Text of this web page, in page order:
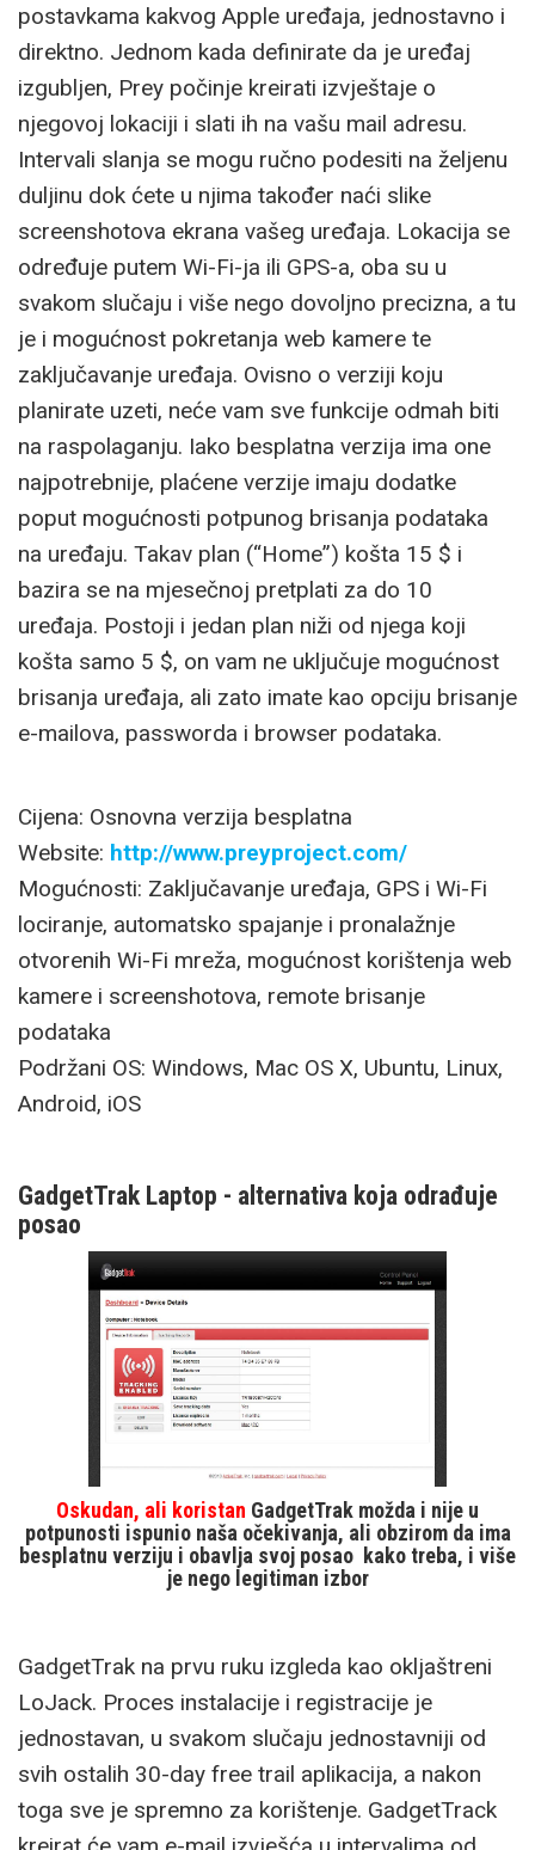
postavkama kakvog Apple uređaja, jednostavno i
direktno. Jednom kada definirate da je uređaj
izgubljen, Prey počinje kreirati izvještaje o
njegovoj lokaciji i slati ih na vašu mail adresu.
Intervali slanja se mogu ručno podesiti na željenu
duljinu dok ćete u njima također naći slike
screenshotova ekrana vašeg uređaja. Lokacija se
određuje putem Wi-Fi-ja ili GPS-a, oba su u
svakom slučaju i više nego dovoljno precizna, a tu
je i mogućnost pokretanja web kamere te
zaključavanje uređaja. Ovisno o verziji koju
planirate uzeti, neće vam sve funkcije odmah biti
na raspolaganju. Iako besplatna verzija ima one
najpotrebnije, plaćene verzije imaju dodatke
poput mogućnosti potpunog brisanja podataka
na uređaju. Takav plan (“Home”) košta 15 $ i
bazira se na mjesečnoj pretplati za do 10
uređaja. Postoji i jedan plan niži od njega koji
košta samo 5 $, on vam ne uključuje mogućnost
brisanja uređaja, ali zato imate kao opciju brisanje
e-mailova, passworda i browser podataka.
Cijena: Osnovna verzija besplatna
Website: http://www.preyproject.com/
Mogućnosti: Zaključavanje uređaja, GPS i Wi-Fi
lociranje, automatsko spajanje i pronalažnje
otvorenih Wi-Fi mreža, mogućnost korištenja web
kamere i screenshotova, remote brisanje
podataka
Podržani OS: Windows, Mac OS X, Ubuntu, Linux,
Android, iOS
GadgetTrak Laptop - alternativa koja odrađuje
posao
Oskudan, ali koristan GadgetTrak možda i nije u
potpunosti ispunio naša očekivanja, ali obzirom da ima
besplatnu verziju i obavlja svoj posao kako treba, i više
je nego legitiman izbor
GadgetTrak na prvu ruku izgleda kao okljaštreni
LoJack. Proces instalacije i registracije je
jednostavan, u svakom slučaju jednostavniji od
svih ostalih 30-day free trail aplikacija, a nakon
toga sve je spremno za korištenje. GadgetTrack